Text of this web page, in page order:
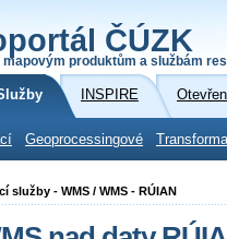
ČÚZK
mapovým produktům a službám
INSPIRE
Geoprocessingové
služby - WMS / WMS - RÚIAN